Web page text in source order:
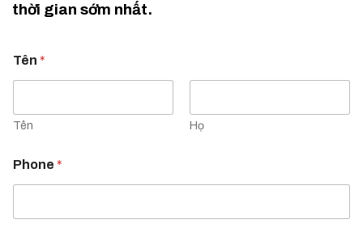
thời gian sớm nhất.
Tên *
Tên Họ
Phone *